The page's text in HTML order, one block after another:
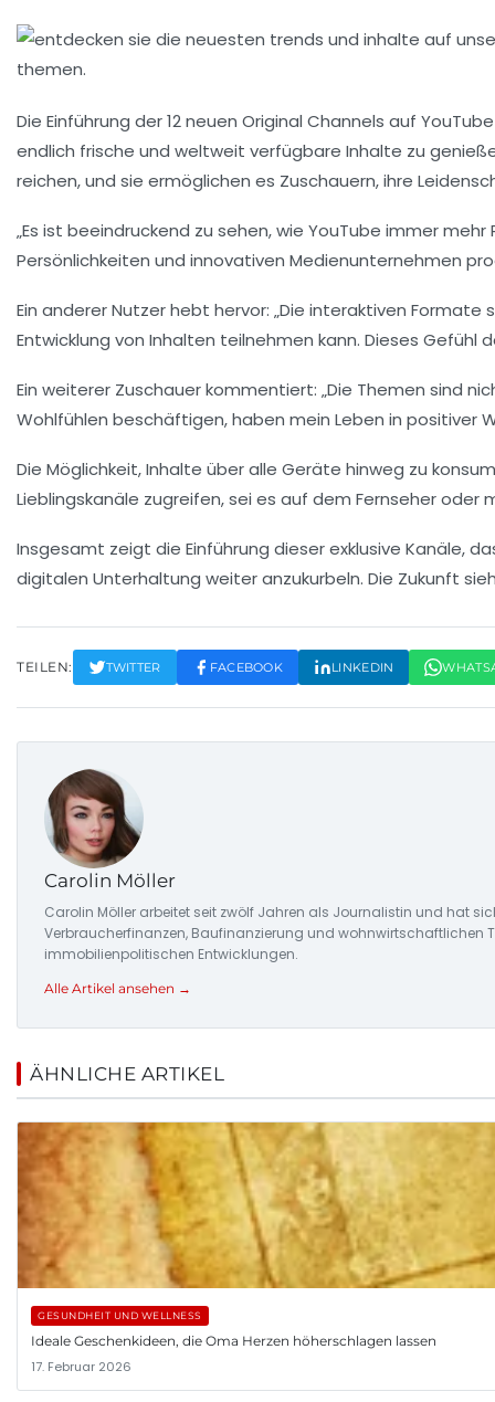
Die Einführung der12 neuen Original Channels auf
endlich frische und weltweit verfügbare Inhalte zu
reichen, und sie ermöglichen es Zuschauern, ihre
„Es ist beeindruckend zu sehen, wie YouTube immer
Persönlichkeiten und innovativen Medienunternehmen
Ein anderer Nutzer hebt hervor: „Die interaktiven Formate
Entwicklung von Inhalten teilnehmen kann. Dieses Gefühl
Ein weiterer Zuschauer kommentiert: „Die Themen sind
Wohlfühlen beschäftigen, haben mein Leben in positiver
Die Möglichkeit, Inhalte überalle Geräte hinweg zu
Lieblingskanäle zugreifen, sei es auf dem Fernseher oder
Insgesamt zeigt die Einführung dieser exklusive Kanäle,
digitalen Unterhaltung weiter anzukurbeln. Die Zukunft
TEILEN: TWITTER FACEBOOK LINKEDIN
Carolin Möller
Carolin Möller arbeitet seit zwölf Jahren als Journalistin und hat
Verbraucherfinanzen, Baufinanzierung und wohnwirtschaftlichen
immobilienpolitischen Entwicklungen.
Alle Artikel ansehen →
ÄHNLICHE ARTIKEL
GESUNDHEIT UND WELLNESS
Ideale Geschenkideen, die Oma Herzen höherschlagen lassen
17. Februar 2026